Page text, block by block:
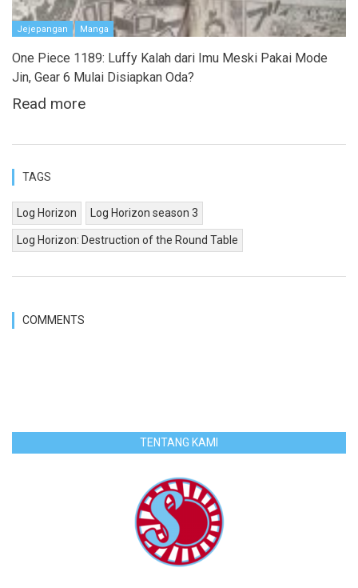
Jejepangan Manga
One Piece 1189: Luffy Kalah dari Imu Meski Pakai Mode
Jin, Gear 6 Mulai Disiapkan Oda?
Read more
TAGS
Log Horizon Log Horizon season 3
Log Horizon: Destruction of the Round Table
COMMENTS
TENTANG KAMI